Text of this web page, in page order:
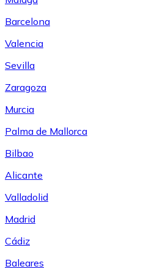
Barcelona
Valencia
Sevilla
Zaragoza
Murcia
Palma de Mallorca
Bilbao
Alicante
Valladolid
Madrid
Cádiz
Baleares